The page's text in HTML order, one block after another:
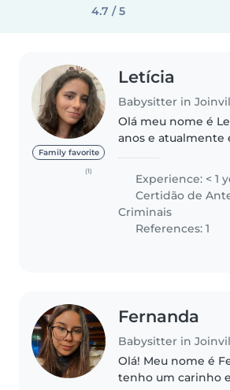
4.7 / 5
Family favorite
(1)
Letícia
Babysitter in
Olá meu nome é
anos e atualmente
formação no curso
Comunitário. Sou
e gosto muito de
dou bem..
Experience: < 1
Certidão de
Criminais
References: 1
Fernanda
Babysitter in
Olá! Meu nome é
tenho um carinho